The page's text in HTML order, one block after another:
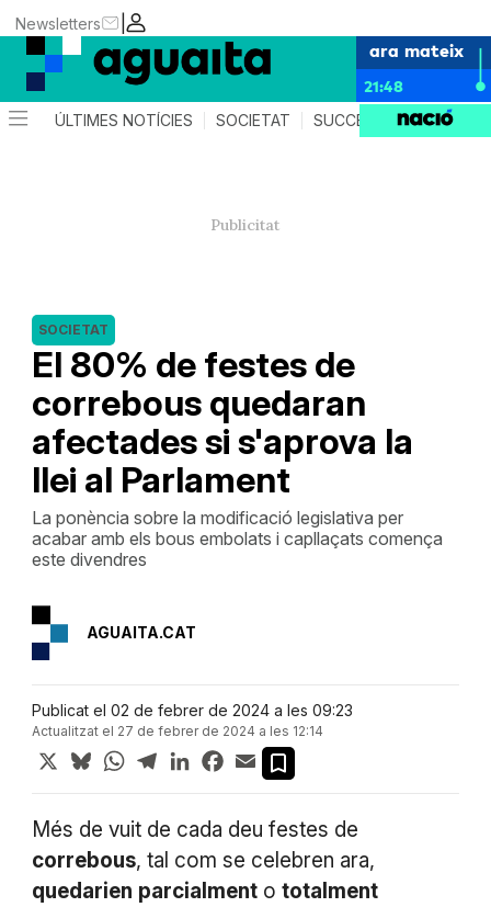
|
Newsletters
ara mateix
21:48
ÚLTIMES NOTÍCIES SOCIETAT SUCCESSOS AGENDA
El 80% de festes de
correbous quedaran
afectades si s'aprova la
llei al Parlament
SOCIETAT
La ponència sobre la modificació legislativa per
acabar amb els bous embolats i capllaçats comença
este divendres
AGUAITA.CAT
Publicat el 02 de febrer de 2024 a les 09:23
Actualitzat el 27 de febrer de 2024 a les 12:14
X BlueskyWhatsApp
TelegramLinkedInFacebook
Email
Més de vuit de cada deu festes de
correbous, tal com se celebren ara,
quedarien parcialmento totalment